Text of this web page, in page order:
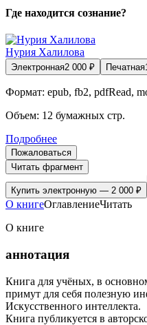
Где находится сознание?
Нурия Халилова
Электронная2 000 ₽ Печатная
Формат: epub, fb2, pdfRead,
Объем: 12 бумажных стр.
Подробнее
Пожаловаться
Читать фрагмент
Купить электронную — 2 000 ₽
О книгеОглавлениеЧитать
О книге
аннотация
Книга для учёных, в
примут для себя полезную
Искусственного интеллекта.
Книга публикуется в